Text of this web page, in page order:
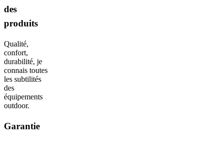
des
produits
Qualité,
confort,
durabilité, je
connais toutes
les subtilités
des
équipements
outdoor.
Garantie